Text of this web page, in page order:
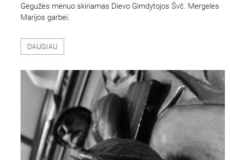
Gegužės mėnuo skiriamas Dievo Gimdytojos Švč. Mergelės
Marijos garbei.
DAUGIAU